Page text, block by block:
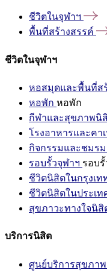
ชีวิตในจุฬาฯ
พื้นที่สร้างสรรค์
ชีวิตในจุฬาฯ
หอสมุดและพื้นที่ส
หอพัก หอพัก
กีฬาและสุขภาพนิ
โรงอาหารและคา
กิจกรรมและชมรม
รอบรั้วจุฬาฯ รอบ
ชีวิตนิสิตในกรุงเท
ชีวิตนิสิตในประเท
สุขภาวะทางใจนิสิ
บริการนิสิต
ศูนย์บริการสุขภา